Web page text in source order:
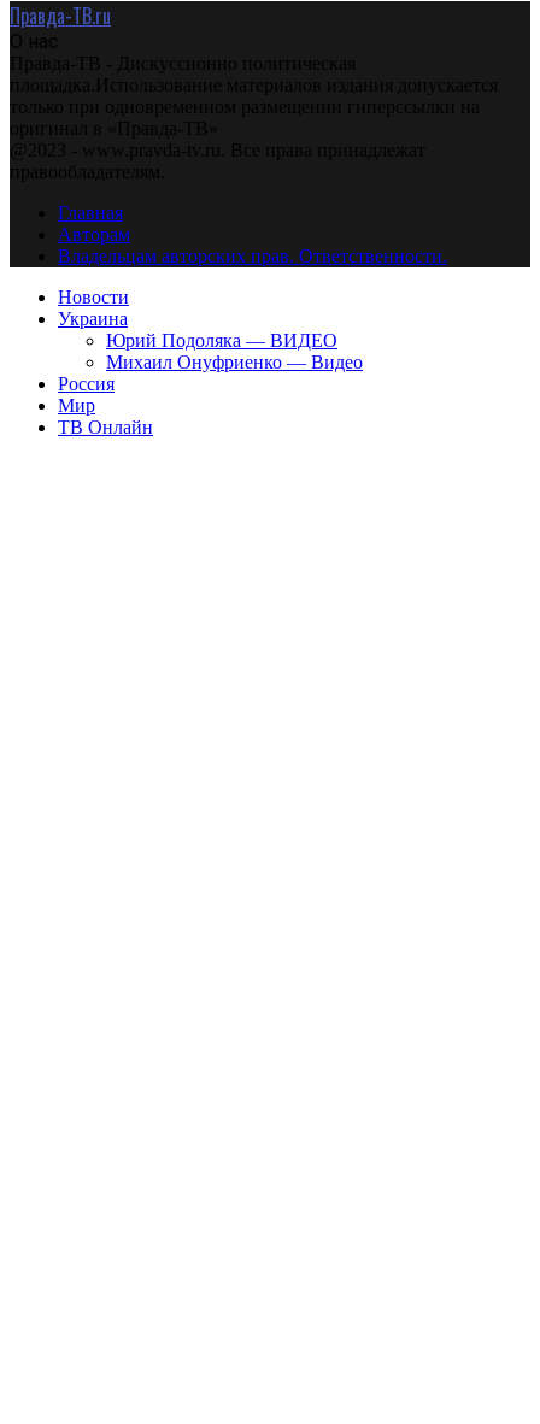
Правда-ТВ.ru
О нас
Правда-ТВ - Дискуссионно политическая
площадка.Использование материалов издания допускается
только при одновременном размещении гиперссылки на
оригинал в «Правда-ТВ»
@2023 - www.pravda-tv.ru. Все права принадлежат
правообладателям.
Главная
Авторам
Владельцам авторских прав. Ответственности.
Новости
Украина
Юрий Подоляка — ВИДЕО
Михаил Онуфриенко — Видео
Россия
Мир
ТВ Онлайн